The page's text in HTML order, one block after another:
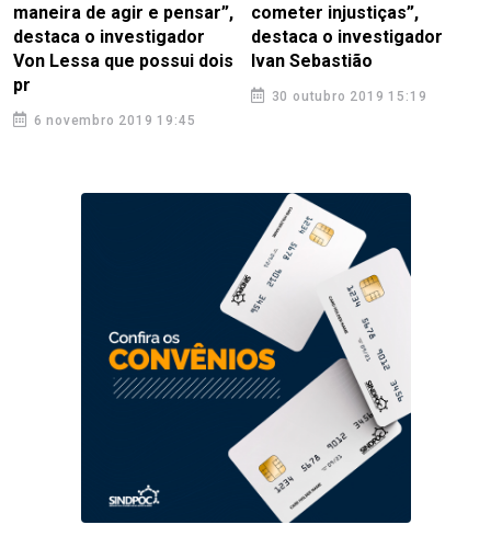
maneira de agir e pensar”,
destaca o investigador
Von Lessa que possui dois
pr
6 novembro 2019 19:45
cometer injustiças”,
destaca o investigador
Ivan Sebastião
30 outubro 2019 15:19